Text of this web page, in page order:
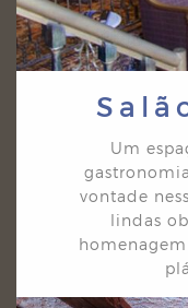
Um
vontade
lindas